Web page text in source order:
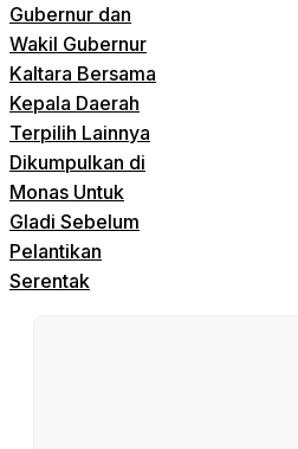
Gubernur dan
Wakil Gubernur
Kaltara Bersama
Kepala Daerah
Terpilih Lainnya
Dikumpulkan di
Monas Untuk
Gladi Sebelum
Pelantikan
Serentak